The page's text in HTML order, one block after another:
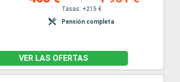
Tasas: +215 €
Pensión completa
VER LAS OFERTAS